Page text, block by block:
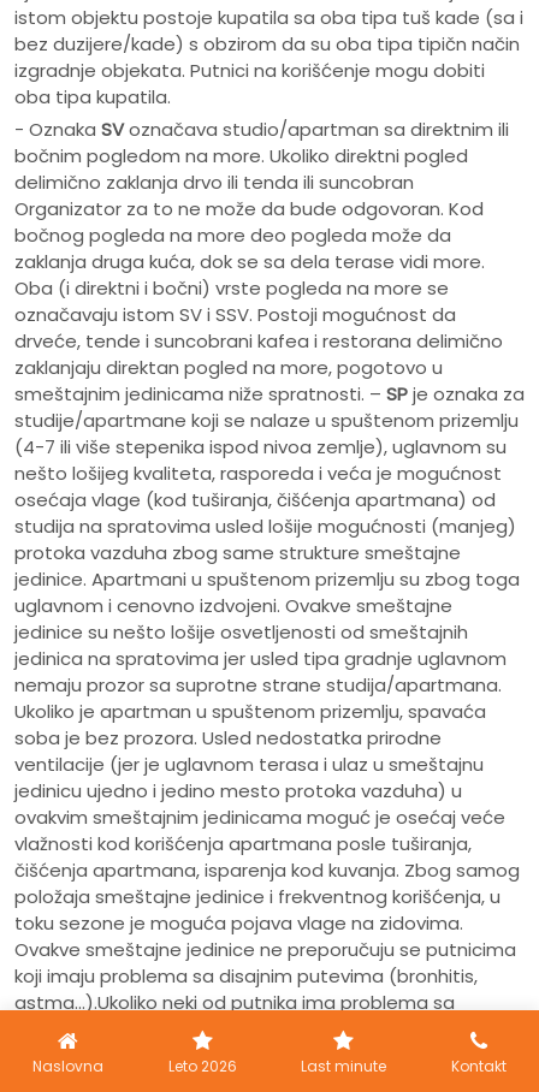
istom objektu postoje kupatila sa oba tipa tuš kade (sa i
bez duzijere/kade) s obzirom da su oba tipa tipičn način
izgradnje objekata. Putnici na korišćenje mogu dobiti
oba tipa kupatila.
- Oznaka SVoznačava studio/apartman sa direktnim ili
bočnim pogledom na more. Ukoliko direktni pogled
delimično zaklanja drvo ili tenda ili suncobran
Organizator za to ne može da bude odgovoran. Kod
bočnog pogleda na more deo pogleda može da
zaklanja druga kuća, dok se sa dela terase vidi more.
Oba (i direktni i bočni) vrste pogleda na more se
označavaju istom SV i SSV. Postoji mogućnost da
drveće, tende i suncobrani kafea i restorana delimično
zaklanjaju direktan pogled na more, pogotovo u
smeštajnim jedinicama niže spratnosti. – SPje oznaka za
studije/apartmane koji se nalaze u spuštenom prizemlju
(4-7 ili više stepenika ispod nivoa zemlje), uglavnom su
nešto lošijeg kvaliteta, rasporeda i veća je mogućnost
osećaja vlage (kod tuširanja, čišćenja apartmana) od
studija na spratovima usled lošije mogućnosti (manjeg)
protoka vazduha zbog same strukture smeštajne
jedinice. Apartmani u spuštenom prizemlju su zbog toga
uglavnom i cenovno izdvojeni. Ovakve smeštajne
jedinice su nešto lošije osvetljenosti od smeštajnih
jedinica na spratovima jer usled tipa gradnje uglavnom
nemaju prozor sa suprotne strane studija/apartmana.
Ukoliko je apartman u spuštenom prizemlju, spavaća
soba je bez prozora. Usled nedostatka prirodne
ventilacije (jer je uglavnom terasa i ulaz u smeštajnu
jedinicu ujedno i jedino mesto protoka vazduha) u
ovakvim smeštajnim jedinicama moguć je osećaj veće
vlažnosti kod korišćenja apartmana posle tuširanja,
čišćenja apartmana, isparenja kod kuvanja. Zbog samog
položaja smeštajne jedinice i frekventnog korišćenja, u
toku sezone je moguća pojava vlage na zidovima.
Ovakve smeštajne jedinice ne preporučuju se putnicima
koji imaju problema sa disajnim putevima (bronhitis,
astma...).Ukoliko neki od putnika ima problema sa
disajnim putevima usled eventualne povećane vlažnosti
ne preporučuje se boravak ovakvim apartmanima.
Naslovna Leto 2026 Last minute Kontakt